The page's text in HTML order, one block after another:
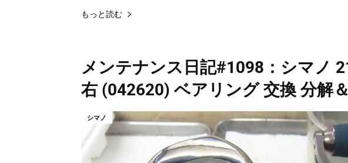
もっと読む
メンテナンス日記#1098：シマノ
右 (042620) ベアリング 交換 分解
シマノ